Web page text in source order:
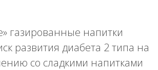
газированные напитки
развития диабета 2 типа на
со сладкими напитками